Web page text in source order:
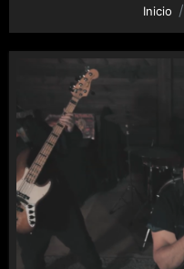
Inicio